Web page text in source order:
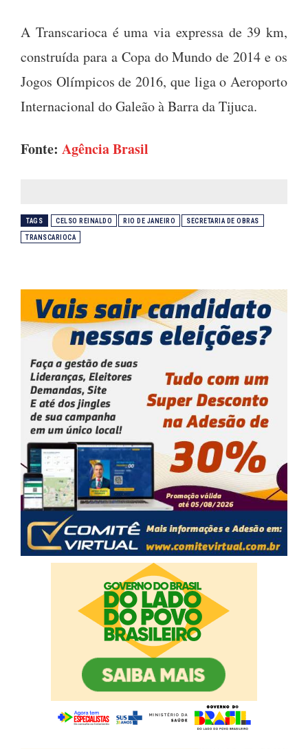
A Transcarioca é uma via expressa de 39 km,
construída para a Copa do Mundo de 2014 e os
Jogos Olímpicos de 2016, que liga o Aeroporto
Internacional do Galeão à Barra da Tijuca.
Fonte: Agência Brasil
TAGS CELSO REINALDO RIO DE JANEIRO SECRETARIA DE OBRAS
TRANSCARIOCA